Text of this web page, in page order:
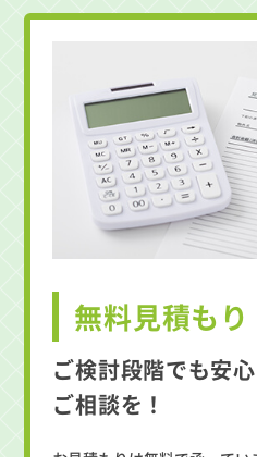
無料見積もり
ご検討段階でも安
ご相談を！